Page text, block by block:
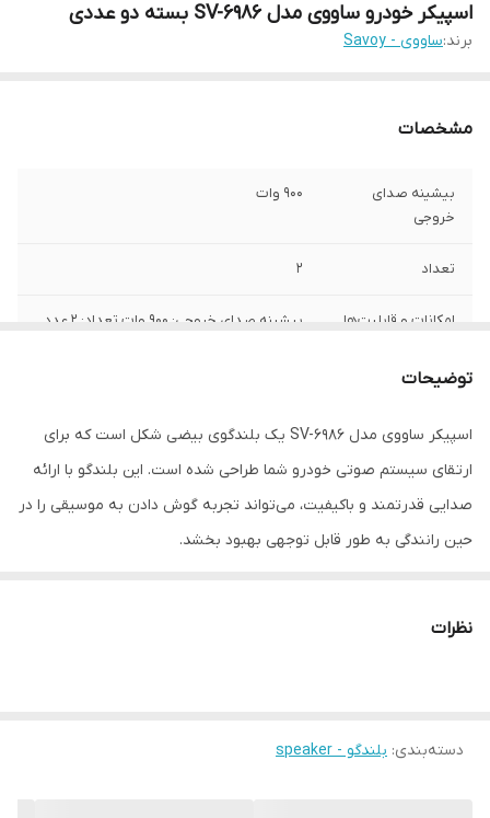
اسپیکر خودرو ساووی مدل SV-6986 بسته دو عددی
برند:ساووی - Savoy
مشخصات
بیشینه صدای
خروجی
900 وات
تعداد 2
امکانات و قابلیت‌ها
بیشینه صدای خروجی: 900 وات تعداد: 2 عدد
عمق نصب 30 میلی‌متر
اندازه میدرنج
توضیحات
اسپیکر ساووی مدل SV-6986 یک بلندگوی بیضی شکل است که برای
ارتقای سیستم صوتی خودرو شما طراحی شده است. این بلندگو با ارائه
صدایی قدرتمند و باکیفیت، می‌تواند تجربه گوش دادن به موسیقی را در
حین رانندگی به طور قابل توجهی بهبود بخشد.
نظرات
دسته‌بندی: بلندگو - speaker